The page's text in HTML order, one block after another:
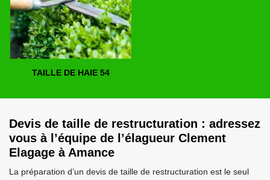
TAILLE DE HAIE 54
Devis de taille de restructuration : adressez
vous à l’équipe de l’élagueur Clement
Elagage à Amance
La préparation d’un devis de taille de restructuration est le seul